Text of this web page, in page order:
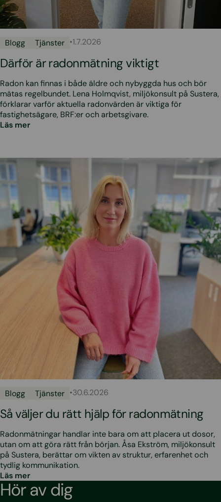
Blogg Tjänster •1.7.2026
Därför är radonmätning viktigt
Radon kan finnas i både äldre och nybyggda hus och bör
mätas regelbundet. Lena Holmqvist, miljökonsult på Sustera,
förklarar varför aktuella radonvärden är viktiga för
fastighetsägare, BRF:er och arbetsgivare.
Läs mer
Blogg Tjänster •30.6.2026
Så väljer du rätt hjälp för radonmätning
Radonmätningar handlar inte bara om att placera ut dosor,
utan om att göra rätt från början. Åsa Ekström, miljökonsult
på Sustera, berättar om vikten av struktur, erfarenhet och
tydlig kommunikation.
Läs mer
Hör av dig